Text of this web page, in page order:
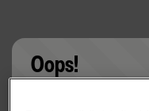
Oops!